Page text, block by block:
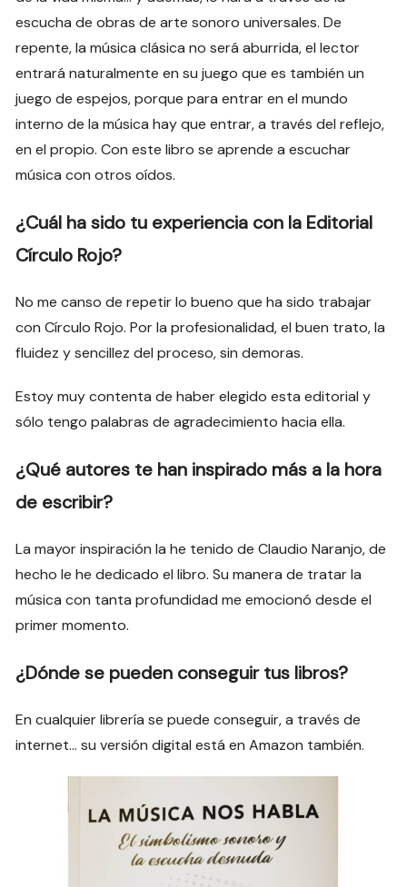
escucha de obras de arte sonoro universales. De
repente, la música clásica no será aburrida, el lector
entrará naturalmente en su juego que es también un
juego de espejos, porque para entrar en el mundo
interno de la música hay que entrar, a través del reflejo,
en el propio. Con este libro se aprende a escuchar
música con otros oídos.
¿Cuál ha sido tu experiencia con la Editorial
Círculo Rojo?
No me canso de repetir lo bueno que ha sido trabajar
con Círculo Rojo. Por la profesionalidad, el buen trato, la
fluidez y sencillez del proceso, sin demoras.
Estoy muy contenta de haber elegido esta editorial y
sólo tengo palabras de agradecimiento hacia ella.
¿Qué autores te han inspirado más a la hora
de escribir?
La mayor inspiración la he tenido de Claudio Naranjo, de
hecho le he dedicado el libro. Su manera de tratar la
música con tanta profundidad me emocionó desde el
primer momento.
¿Dónde se pueden conseguir tus libros?
En cualquier librería se puede conseguir, a través de
internet… su versión digital está en Amazon también.